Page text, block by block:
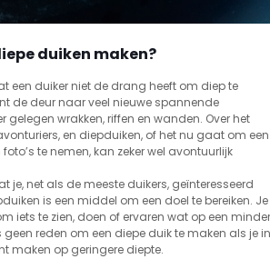
duiken maken?
een duiker niet de drang heeft om diep te
de deur naar veel nieuwe spannende
gelegen wrakken, riffen en wanden. Over het
en diepduiken, of het nu gaat om een
te nemen, kan zeker wel avontuurlijk
je, net als de meeste duikers, geïnteresseerd
is een middel om een doel te bereiken. Je
iets te zien, doen of ervaren wat op een minder
geen reden om een diepe duik te maken als je in
maken op geringere diepte.